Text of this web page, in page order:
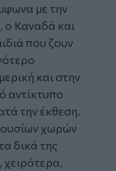
με την
ο Καναδά και
που ζουν
και στην
αντίκτυπο
την έκθεση.
χωρών
δικά της
χειρότερα,